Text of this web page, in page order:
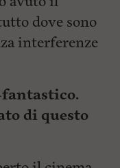
dove sono
interferenze
di questo